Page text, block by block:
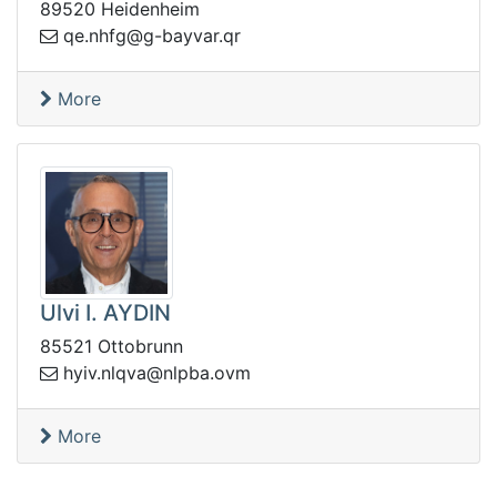
89520 Heidenheim
rq.ravya
b-g@gfhn.eq
More
Ulvi I. AYDIN
85521 Ottobrunn
mvo.a
bpln@avqln.viyh
More